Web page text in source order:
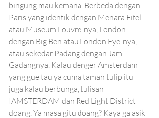
bingung mau kemana. Berbeda dengan
Paris yang identik dengan Menara Eifel
atau Museum Louvre-nya, London
dengan Big Ben atau London Eye-nya,
atau sekedar Padang dengan Jam
Gadangnya. Kalau denger Amsterdam
yang gue tau ya cuma taman tulip itu
juga kalau berbunga, tulisan
IAMSTERDAM dan Red Light District
doang. Ya masa gitu doang? Kaya ga asik